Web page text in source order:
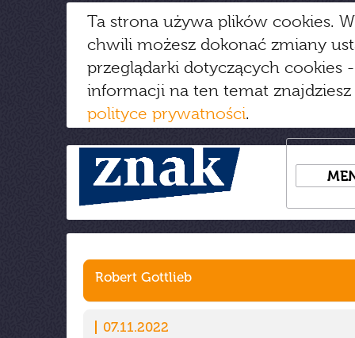
Ta strona używa plików cookies.
chwili możesz dokonać zmiany
przeglądarki dotyczących cookies
informacji na ten temat
polityce prywatności.
Robert Gottlieb
07.11.2022